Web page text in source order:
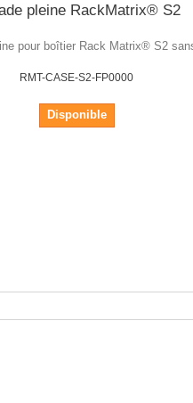
pleine RackMatrix® S2
pour boîtier Rack Matrix® S2
RMT-CASE-S2-FP0000
Disponible